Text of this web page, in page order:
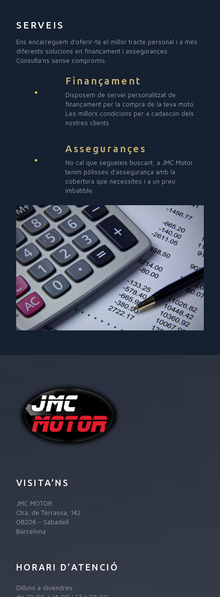
SERVEIS
Ens encarreguem d'oferir-te el millor tracte personal i a més
diferents solucions en finançament i assegurançes.
Consulta'ns sense compromís.
Finançament
Disposem de servei personalitzat de
finançament per la compra de la teva moto.
Les millors condicions per a cadascún dels
nostres clients.
Assegurançes
No cal que segueixis buscant, a JMC Motor
tenim pòlisses d'assegurança amb la
cobertura que necessites i a un preu
imbatible.
VISITA’NS
JMC MOTOR
Ctra. de Terrassa, 142
08206 - Sabadell
Barcelona
HORARI D’ATENCIÓ
Dilluns a divendres